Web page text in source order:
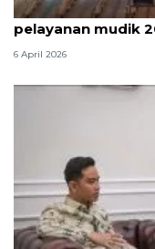
Survei: 88,8
pelayanan mudik
6 April 2026